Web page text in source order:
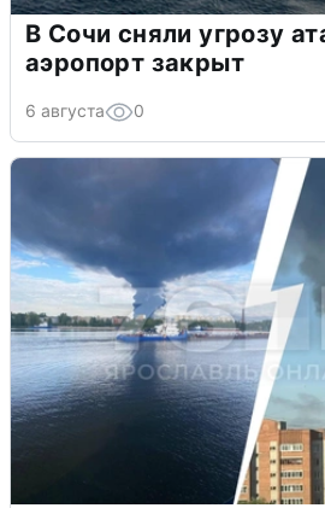
В Сочи сняли угрозу
аэропорт закрыт
6 августа 0